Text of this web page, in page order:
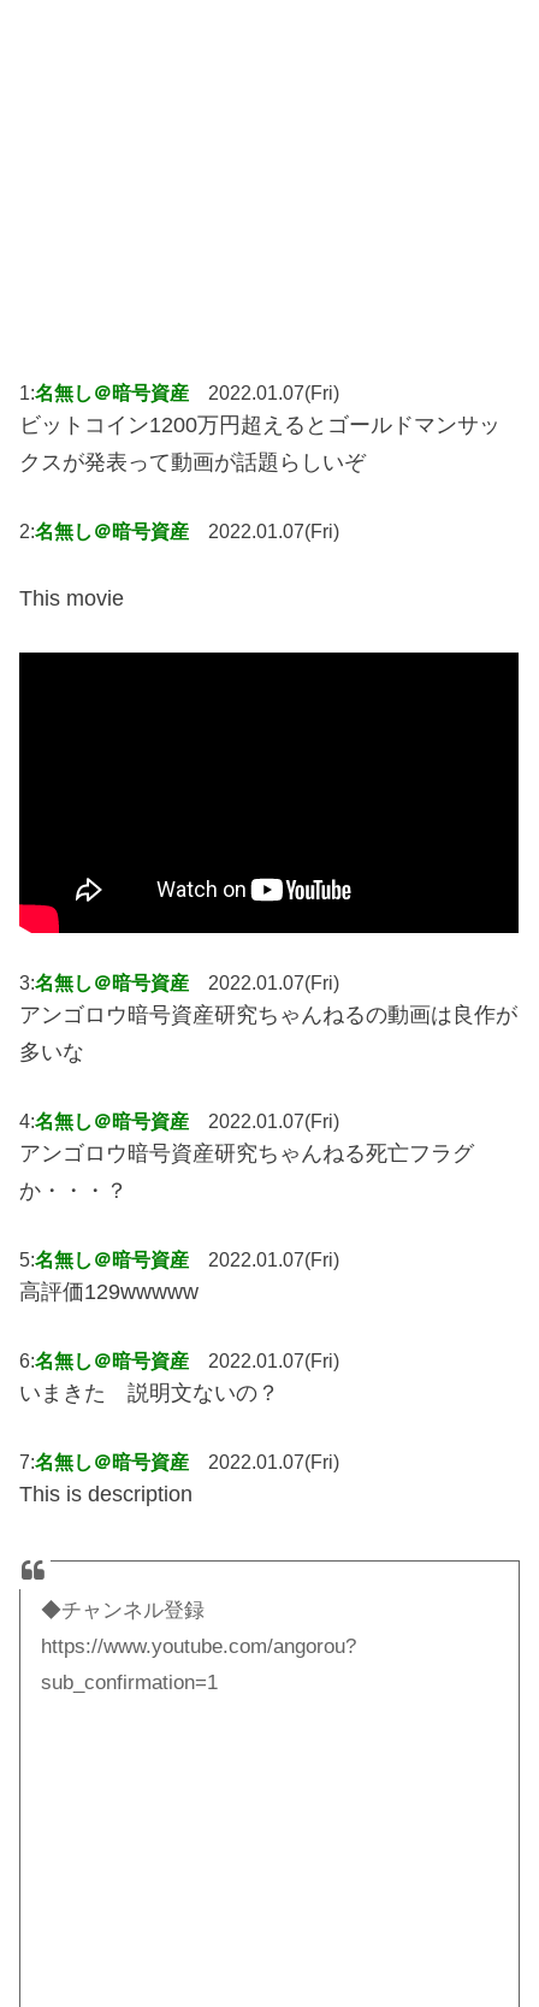
1:名無し＠暗号資産 2022.01.07(Fri)
ビットコイン1200万円超えるとゴールドマンサッ
クスが発表って動画が話題らしいぞ
2:名無し＠暗号資産 2022.01.07(Fri)
This movie
3:名無し＠暗号資産 2022.01.07(Fri)
アンゴロウ暗号資産研究ちゃんねるの動画は良作が
多いな
4:名無し＠暗号資産 2022.01.07(Fri)
アンゴロウ暗号資産研究ちゃんねる死亡フラグ
か・・・？
5:名無し＠暗号資産 2022.01.07(Fri)
高評価129wwwww
6:名無し＠暗号資産 2022.01.07(Fri)
いまきた 説明文ないの？
7:名無し＠暗号資産 2022.01.07(Fri)
This is description
◆チャンネル登録
https://www.youtube.com/angorou?
sub_confirmation=1